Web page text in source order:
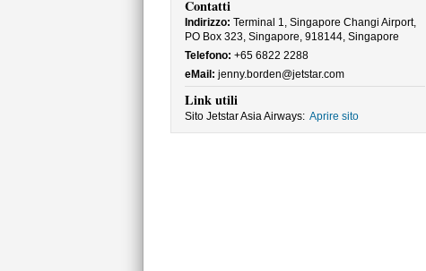
Contatti
Indirizzo: Terminal 1, Singapore Changi Airport,
PO Box 323, Singapore, 918144, Singapore
Telefono: +65 6822 2288
eMail: jenny.borden@jetstar.com
Link utili
Sito Jetstar Asia Airways: Aprire sito